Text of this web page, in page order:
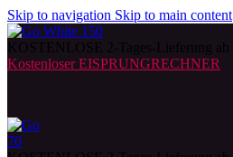
Skip to navigation Skip to main content
Kostenloser EISPRUNGRECHNER